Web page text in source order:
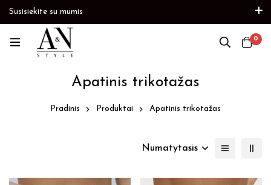
Susisiekite su mumis
Paskubėkite
0
Apatinis trikotažas
Pradinis Produktai Apatinis trikotažas
Numatytasis